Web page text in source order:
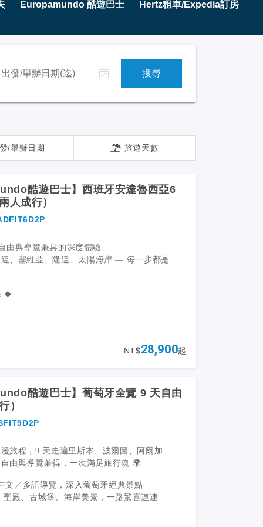
Europamundo 酷遊巴士 Hertz租車/Expedia訂房
搜尋
/舉辦日期 旅遊天數
酷遊巴士】西班牙安達魯西亞6
人成行）
與導覽兼具的深度體驗
、塞維亞、隆達、太陽海岸 — 每一步都是
◆
基維爾河遊船、塞維亞大教堂 + 佛朗明哥
報名、線上即可查詢班期與團位
COMPANY ， Europamundo 是JTB 集團
該集團是亞洲最大的旅遊觀光公司。JTB
”是我們的座右銘和承諾。
NT$28,900起
酷遊巴士】葡萄牙全覽 9 天自由
）
旅程，9 天走遍里斯本、波爾圖、阿爾加
由與導覽兼得，一次滿足旅行魂 🌍
文／多語導覽，深入葡萄牙經典景點
聖殿、古城堡、海岸美景，一路驚喜連連